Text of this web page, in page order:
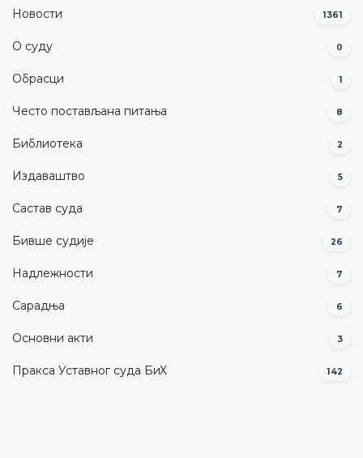
Новости 1361
О суду 0
Обрасци 1
Често постављана питања 8
Библиотека 2
Издаваштво 5
Састав суда 7
Бивше судије 26
Надлежности 7
Сарадња 6
Основни акти 3
Пракса Уставног суда БиХ 142